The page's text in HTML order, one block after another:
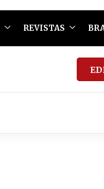
REVISTAS